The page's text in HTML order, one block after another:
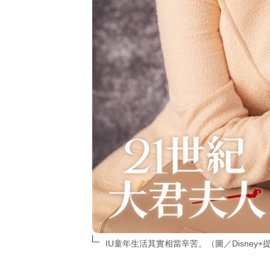
IU童年生活其實相當辛苦。（圖／Disney+